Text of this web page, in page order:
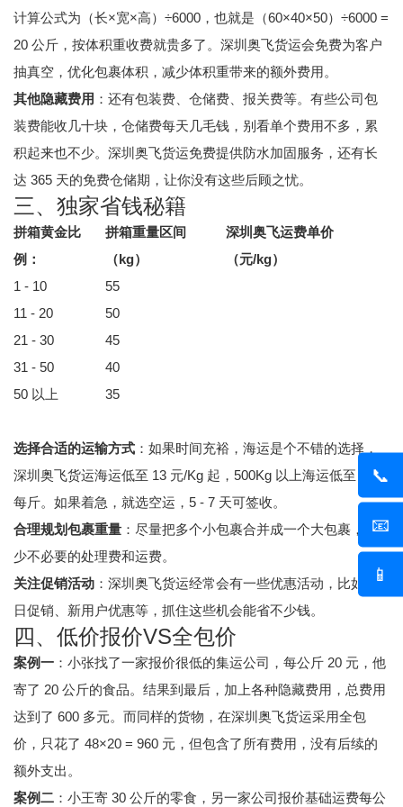
📞
📧
📱
计算公式为（长×宽×高）÷6000，也就是（60×40×50）÷6000 =
20 公斤，按体积重收费就贵多了。深圳奥飞货运会免费为客户
抽真空，优化包裹体积，减少体积重带来的额外费用。
其他隐藏费用 ：还有包装费、仓储费、报关费等。有些公司包
装费能收几十块，仓储费每天几毛钱，别看单个费用不多，累
积起来也不少。深圳奥飞货运免费提供防水加固服务，还有长
达 365 天的免费仓储期，让你没有这些后顾之忧。
三、独家省钱秘籍
拼箱黄金比
例 ：
拼箱重量区间
（kg）
深圳奥飞运费单价
（元/kg）
1 - 10
55
11 - 20
50
21 - 30
45
31 - 50
40
50 以上
35
选择合适的运输方式 ：如果时间充裕，海运是个不错的选择，
深圳奥飞货运海运低至 13 元/Kg 起，500Kg 以上海运低至 4 元
每斤。如果着急，就选空运，5 - 7 天可签收。
合理规划包裹重量 ：尽量把多个小包裹合并成一个大包裹，减
少不必要的处理费和运费。
关注促销活动 ：深圳奥飞货运经常会有一些优惠活动，比如节
日促销、新用户优惠等，抓住这些机会能省不少钱。
四、低价报价VS全包价
案例一 ：小张找了一家报价很低的集运公司，每公斤 20 元，他
寄了 20 公斤的食品。结果到最后，加上各种隐藏费用，总费用
达到了 600 多元。而同样的货物，在深圳奥飞货运采用全包
价，只花了 48×20 = 960 元，但包含了所有费用，没有后续的
额外支出。
案例二 ：小王寄 30 公斤的零食，另一家公司报价基础运费每公